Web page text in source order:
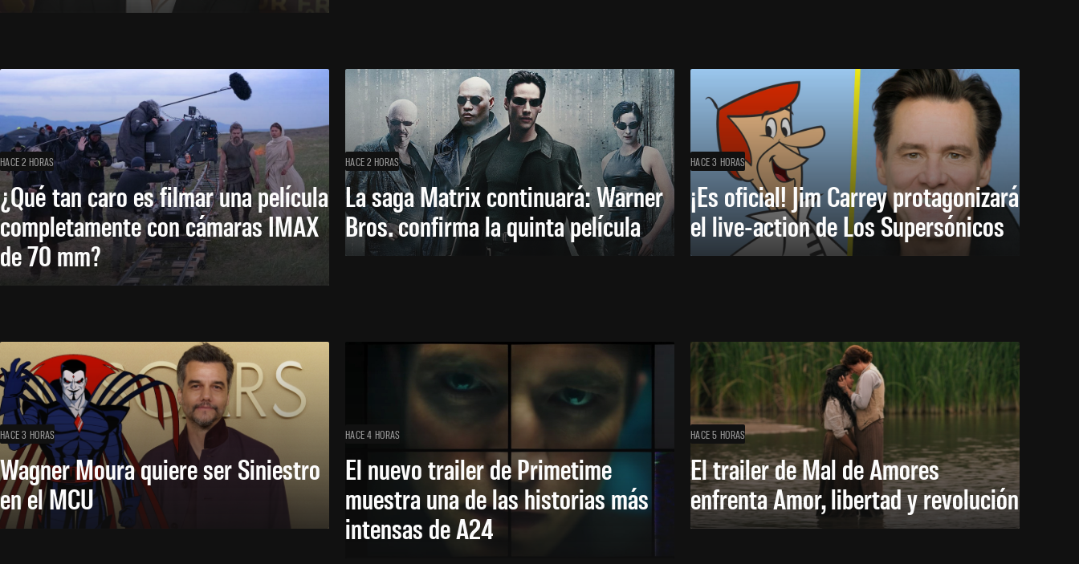
HACE 2 HORAS
¿Qué tan caro es filmar una película
completamente con cámaras IMAX
de 70 mm?
HACE 2 HORAS
La saga Matrix continuará: Warner
Bros. confirma la quinta película
HACE 3 HORAS
¡Es oficial! Jim Carrey protagonizará
el live-action de Los Supersónicos
HACE 3 HORAS
Wagner Moura quiere ser Siniestro
en el MCU
HACE 4 HORAS
El nuevo trailer de Primetime
muestra una de las historias más
intensas de A24
HACE 5 HORAS
El trailer de Mal de Amores
enfrenta Amor, libertad y revolución